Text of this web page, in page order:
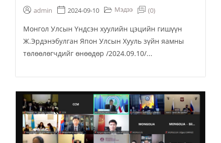
admin 2024-09-10 Мэдээ (0)
Монгол Улсын Үндсэн хуулийн цэцийн гишүүн
Ж.Эрдэнэбулган Япон Улсын Хууль зүйн яамны
төлөөлөгчдийг өнөөдөр /2024.09.10/...